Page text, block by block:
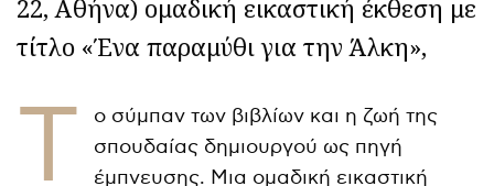
22, Αθήνα) ομαδική εικαστική έκθεση με
τίτλο «Ένα παραμύθι για την Άλκη»,
Τ
ο σύμπαν των βιβλίων και η ζωή της
σπουδαίας δημιουργού ως πηγή
έμπνευσης. Μια ομαδική εικαστική